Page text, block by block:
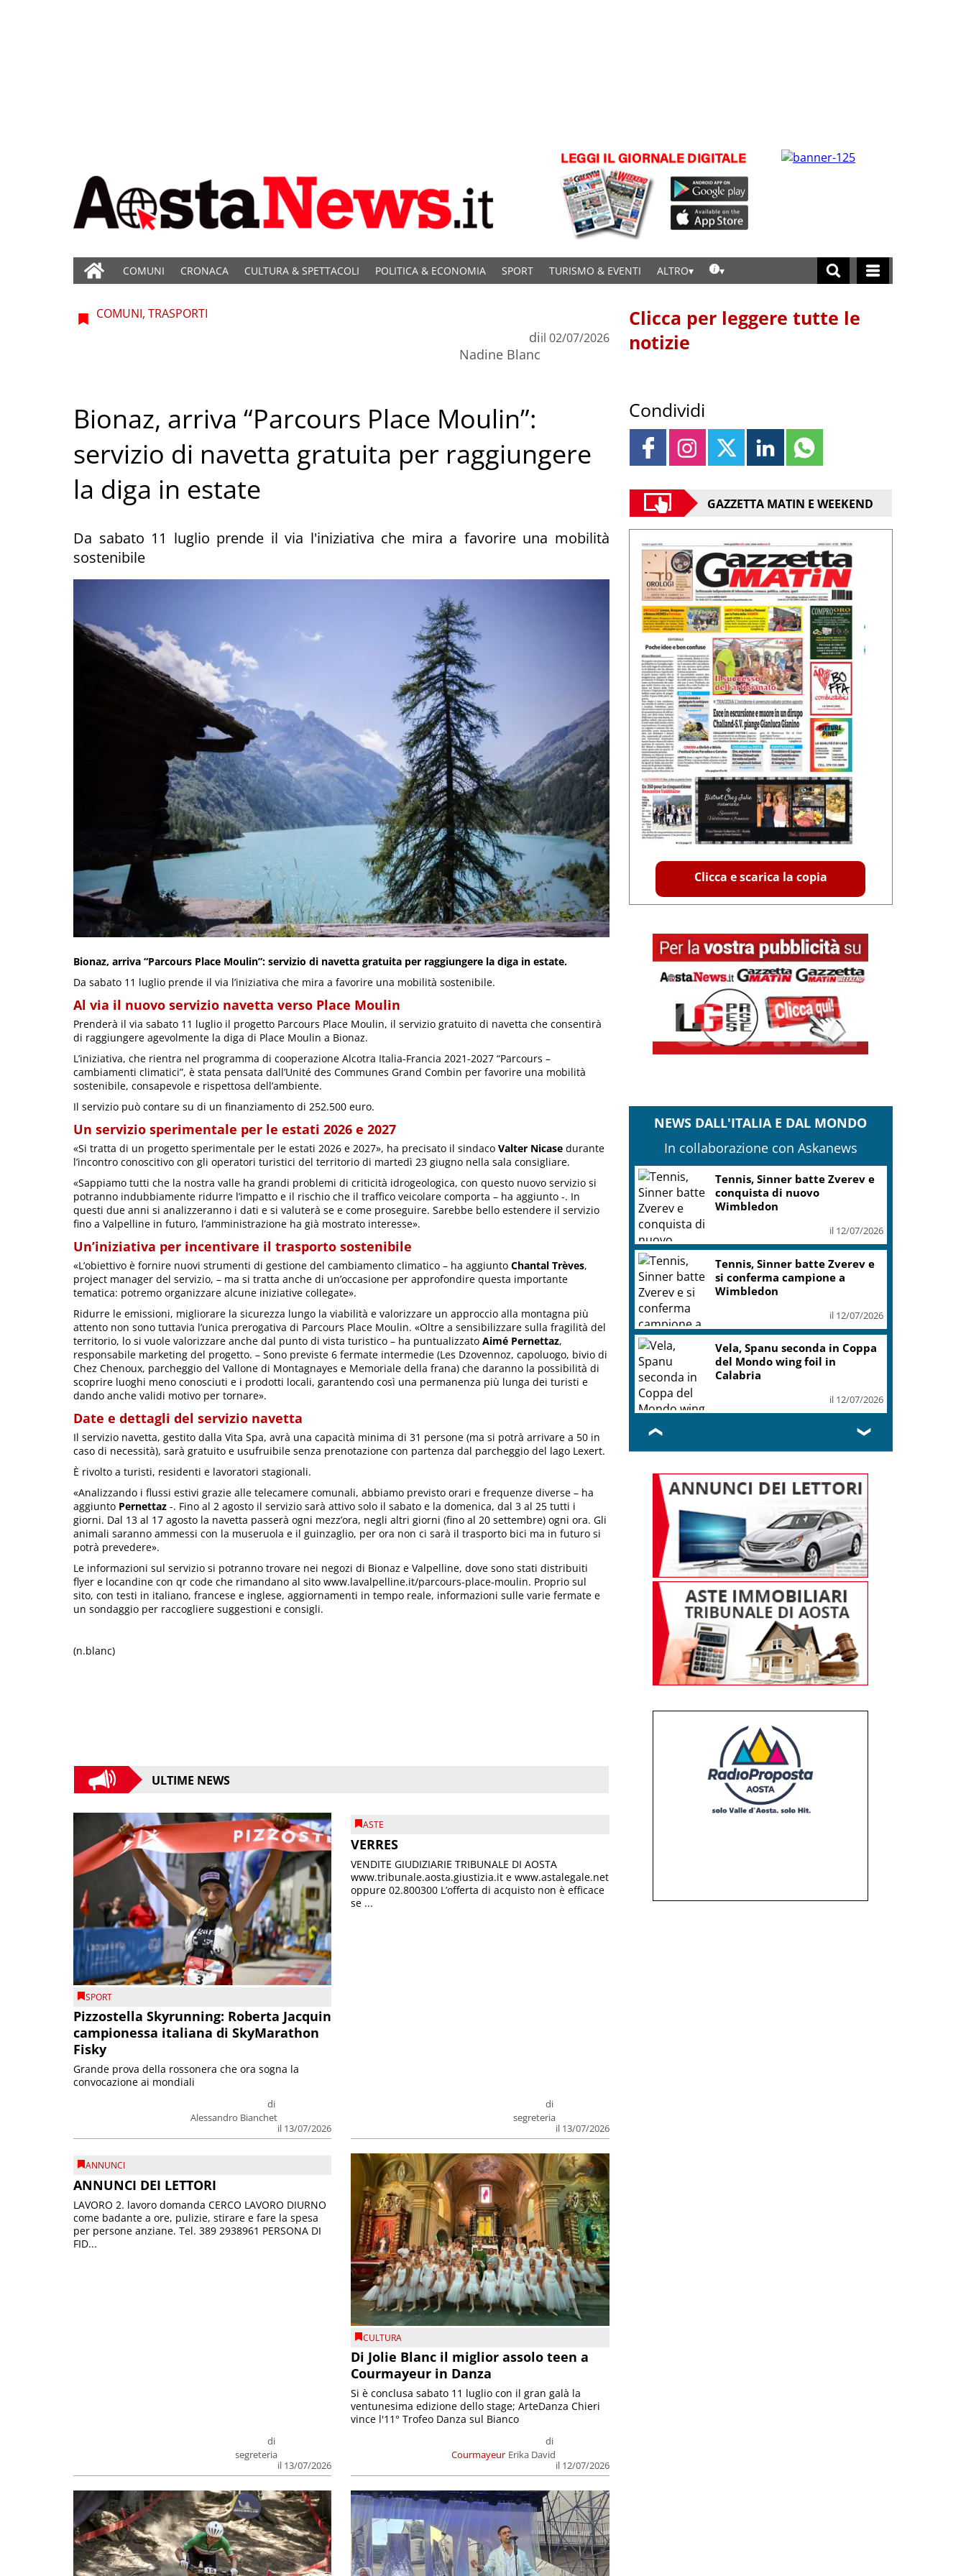
COMUNI CRONACA CULTURA & SPETTACOLI POLITICA & ECONOMIA SPORT TURISMO & EVENTI ALTRO
COMUNI, TRASPORTI
di
Nadine Blanc
il 02/07/2026
Bionaz, arriva “Parcours Place Moulin”:
servizio di navetta gratuita per raggiungere
la diga in estate
Da sabato 11 luglio prende il via l'iniziativa che mira a favorire una mobilità
sostenibile
Bionaz, arriva “Parcours Place Moulin”: servizio di navetta gratuita per raggiungere la diga in estate.
Da sabato 11 luglio prende il via l’iniziativa che mira a favorire una mobilità sostenibile.
Al via il nuovo servizio navetta verso Place Moulin
Prenderà il via sabato 11 luglio il progetto Parcours Place Moulin, il servizio gratuito di navetta che consentirà
di raggiungere agevolmente la diga di Place Moulin a Bionaz.
L’iniziativa, che rientra nel programma di cooperazione Alcotra Italia-Francia 2021-2027 “Parcours –
cambiamenti climatici”, è stata pensata dall’Unité des Communes Grand Combin per favorire una mobilità
sostenibile, consapevole e rispettosa dell’ambiente.
Il servizio può contare su di un finanziamento di 252.500 euro.
Un servizio sperimentale per le estati 2026 e 2027
«Si tratta di un progetto sperimentale per le estati 2026 e 2027», ha precisato il sindaco Valter Nicase durante
l’incontro conoscitivo con gli operatori turistici del territorio di martedì 23 giugno nella sala consigliare.
«Sappiamo tutti che la nostra valle ha grandi problemi di criticità idrogeologica, con questo nuovo servizio si
potranno indubbiamente ridurre l’impatto e il rischio che il traffico veicolare comporta – ha aggiunto -. In
questi due anni si analizzeranno i dati e si valuterà se e come proseguire. Sarebbe bello estendere il servizio
fino a Valpelline in futuro, l’amministrazione ha già mostrato interesse».
Un’iniziativa per incentivare il trasporto sostenibile
«L’obiettivo è fornire nuovi strumenti di gestione del cambiamento climatico – ha aggiunto Chantal Trèves,
project manager del servizio, – ma si tratta anche di un’occasione per approfondire questa importante
tematica: potremo organizzare alcune iniziative collegate».
Ridurre le emissioni, migliorare la sicurezza lungo la viabilità e valorizzare un approccio alla montagna più
attento non sono tuttavia l’unica prerogativa di Parcours Place Moulin. «Oltre a sensibilizzare sulla fragilità del
territorio, lo si vuole valorizzare anche dal punto di vista turistico – ha puntualizzato Aimé Pernettaz,
responsabile marketing del progetto. – Sono previste 6 fermate intermedie (Les Dzovennoz, capoluogo, bivio di
Chez Chenoux, parcheggio del Vallone di Montagnayes e Memoriale della frana) che daranno la possibilità di
scoprire luoghi meno conosciuti e i prodotti locali, garantendo così una permanenza più lunga dei turisti e
dando anche validi motivo per tornare».
Date e dettagli del servizio navetta
Il servizio navetta, gestito dalla Vita Spa, avrà una capacità minima di 31 persone (ma si potrà arrivare a 50 in
caso di necessità), sarà gratuito e usufruibile senza prenotazione con partenza dal parcheggio del lago Lexert.
È rivolto a turisti, residenti e lavoratori stagionali.
«Analizzando i flussi estivi grazie alle telecamere comunali, abbiamo previsto orari e frequenze diverse – ha
aggiunto Pernettaz -. Fino al 2 agosto il servizio sarà attivo solo il sabato e la domenica, dal 3 al 25 tutti i
giorni. Dal 13 al 17 agosto la navetta passerà ogni mezz’ora, negli altri giorni (fino al 20 settembre) ogni ora. Gli
animali saranno ammessi con la museruola e il guinzaglio, per ora non ci sarà il trasporto bici ma in futuro si
potrà prevedere».
Le informazioni sul servizio si potranno trovare nei negozi di Bionaz e Valpelline, dove sono stati distribuiti
flyer e locandine con qr code che rimandano al sito www.lavalpelline.it/parcours-place-moulin. Proprio sul
sito, con testi in italiano, francese e inglese, aggiornamenti in tempo reale, informazioni sulle varie fermate e
un sondaggio per raccogliere suggestioni e consigli.
(n.blanc)
ULTIME NEWS
SPORT
Pizzostella Skyrunning: Roberta Jacquin
campionessa italiana di SkyMarathon
Fisky
di
Alessandro Bianchet
il 13/07/2026
Grande prova della rossonera che ora sogna la
convocazione ai mondiali
ASTE
VERRES
di
segreteria
il 13/07/2026
VENDITE GIUDIZIARIE TRIBUNALE DI AOSTA
www.tribunale.aosta.giustizia.it e www.astalegale.net
oppure 02.800300 L’offerta di acquisto non è efficace
se ...
ANNUNCI
ANNUNCI DEI LETTORI
di
segreteria
il 13/07/2026
LAVORO 2. lavoro domanda CERCO LAVORO DIURNO
come badante a ore, pulizie, stirare e fare la spesa
per persone anziane. Tel. 389 2938961 PERSONA DI
FID...
CULTURA
Di Jolie Blanc il miglior assolo teen a
Courmayeur in Danza
Courmayeur
di
Erika David
il 12/07/2026
Si è conclusa sabato 11 luglio con il gran galà la
ventunesima edizione dello stage; ArteDanza Chieri
vince l'11° Trofeo Danza sul Bianco
Clicca per leggere tutte le
notizie
Condividi
GAZZETTA MATIN E WEEKEND
Clicca e scarica la copia
NEWS DALL'ITALIA E DAL MONDO
In collaborazione con Askanews
Blue economy, al Porto antico di Genova il
workshop “il mare che cambia”
Iran, nuovi attacchi Usa a
Bandar Abbas e a Qeshm
FVG, Amirante: a Piancavallo 2 esposizione
internazionale canina
❮ ❯